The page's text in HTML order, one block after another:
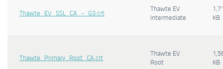
Thawte_EV_SSL_CA_-_G3.crt
Thawte EV
Intermediate
KB
Thawte_Primary_Root_CA.crt
Thawte EV
Root
KB